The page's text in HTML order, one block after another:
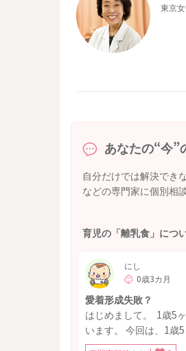
東京
あなたの“今”
自分だけでは解決でき
などの専門家に個別相
育児の「離乳食」につ
にし
0歳3カ月
愛着形成失敗？
はじめまして。 1歳5
います。 今回は、1歳
て相談させてください